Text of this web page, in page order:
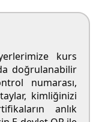
kurs
doğrulanabilir
numarası,
kimliğinizi
anlık